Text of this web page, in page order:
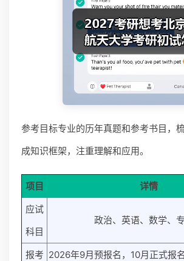
参考目标专业的历年真题和参考书目，
成知识框架，注重理解和应用。
项目
详情
应试
科目
政治、英语、数学、
报考 2026年9月预报名，10月正式报